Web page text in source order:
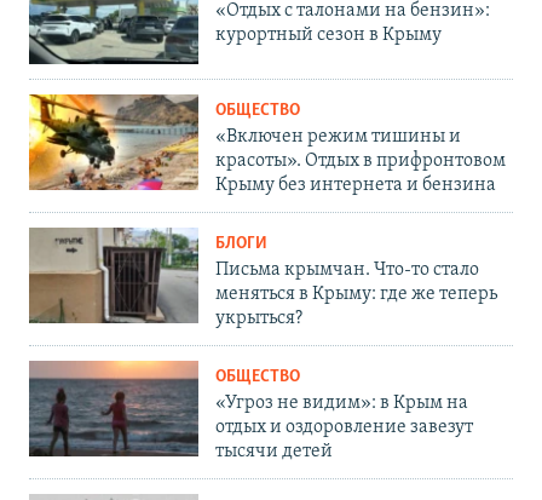
«Отдых с талонами на бензин»:
курортный сезон в Крыму
ОБЩЕСТВО
«Включен режим тишины и
красоты». Отдых в прифронтовом
Крыму без интернета и бензина
БЛОГИ
Письма крымчан. Что-то стало
меняться в Крыму: где же теперь
укрыться?
ОБЩЕСТВО
«Угроз не видим»: в Крым на
отдых и оздоровление завезут
тысячи детей